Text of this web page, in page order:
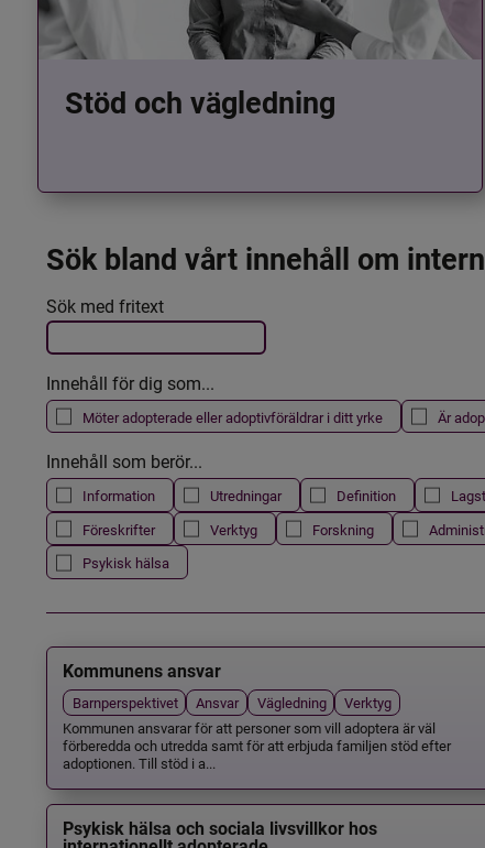
Stöd och vägledning
Sök bland vårt innehåll om
Filtrera resultatet
Det här formuläret postas automatiskt
Sök med fritext
Innehåll för dig som...
Möter adopterade eller adoptivföräldrar i ditt yrke Är
Innehåll som berör...
Information Utredningar Definition
Föreskrifter
Verktyg Forskning
Psykisk hälsa
Kommunens ansvar
Barnperspektivet Ansvar Vägledning
Verktyg
Kommunen ansvarar för att personer som vill adoptera är väl
förberedda och utredda samt för att erbjuda familjen stöd efter
adoptionen. Till stöd i a...
Psykisk hälsa och sociala livsvillkor hos